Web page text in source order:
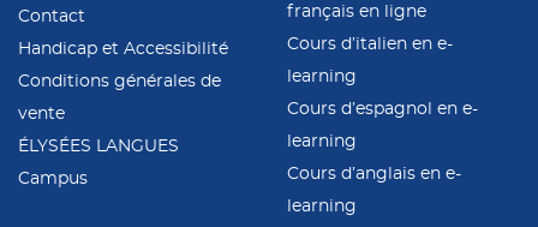
Contact
Handicap et Accessibilité
Conditions générales de
vente
ÉLYSÉES LANGUES
Campus
français en ligne
Cours d’italien en e-
learning
Cours d’espagnol en e-
learning
Cours d’anglais en e-
learning